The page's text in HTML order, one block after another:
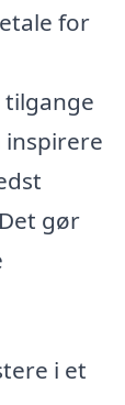
for
inspirere
gør
i et